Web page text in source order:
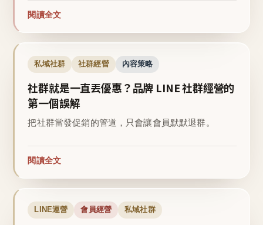
閱讀全文
私域社群 社群經營 內容策略
社群就是一直丟優惠？品牌 LINE 社群經營的
第一個誤解
把社群當發促銷的管道，只會讓會員默默退群。
閱讀全文
LINE運營 會員經營 私域社群